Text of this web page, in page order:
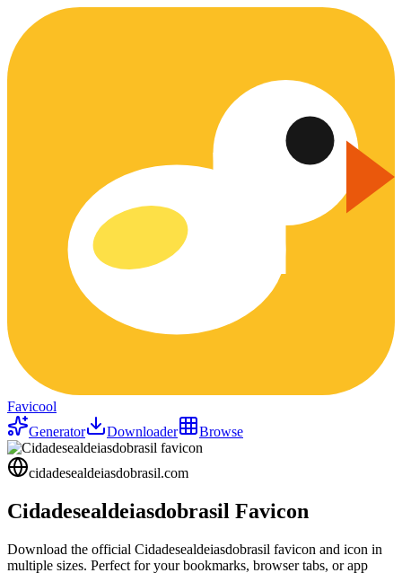
Favicool
Generator
Downloader Browse
cidadesealdeiasdobrasil.com
Cidadesealdeiasdobrasil Favicon
Download the official Cidadesealdeiasdobrasil favicon and icon in
multiple sizes. Perfect for your bookmarks, browser tabs, or app